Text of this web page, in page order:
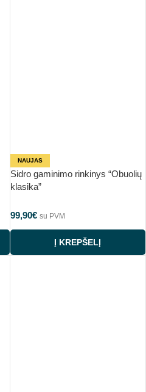
NAUJAS
Sidro gaminimo rinkinys “Obuolių
klasika”
99,90€ su PVM
Į KREPŠELĮ